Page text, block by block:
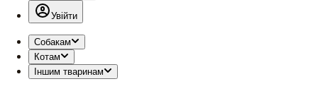
Увійти
Собакам
Котам
Іншим тваринам